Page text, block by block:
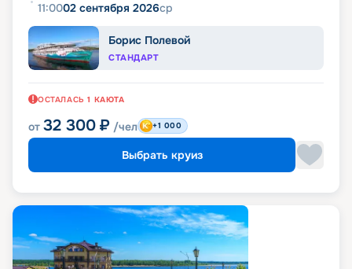
11:0002 сентября 2026ср
Борис Полевой
СТАНДАРТ
ОСТАЛАСЬ 1 КАЮТА
от 32 300 ₽ /чел +1 000
Выбрать круиз